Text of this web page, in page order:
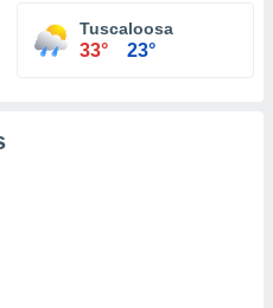
Tuscaloosa
33° 23°